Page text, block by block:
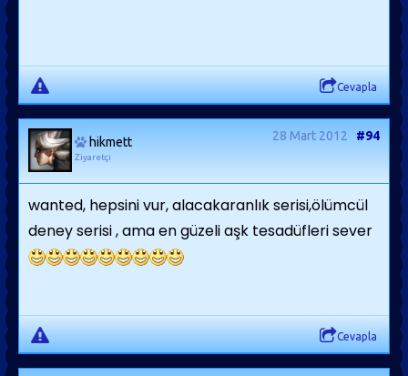
Cevapla
hikmett
Ziyaretçi
28 Mart 2012 #94
wanted, hepsini vur, alacakaranlık serisi,ölümcül
deney serisi , ama en güzeli aşk tesadüfleri sever
Cevapla